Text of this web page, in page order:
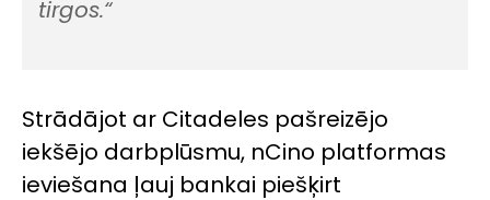
tirgos.“
Strādājot ar Citadeles pašreizējo
iekšējo darbplūsmu, nCino platformas
ieviešana ļauj bankai piešķirt